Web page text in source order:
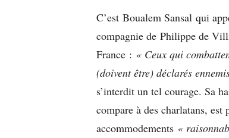
C’est Boualem Sansal qui
compagnie de Philippe de
France : « Ceux qui
(doivent être) déclarés
s’interdit un tel courage. Sa
compare à des charlatans, est
accommodements «